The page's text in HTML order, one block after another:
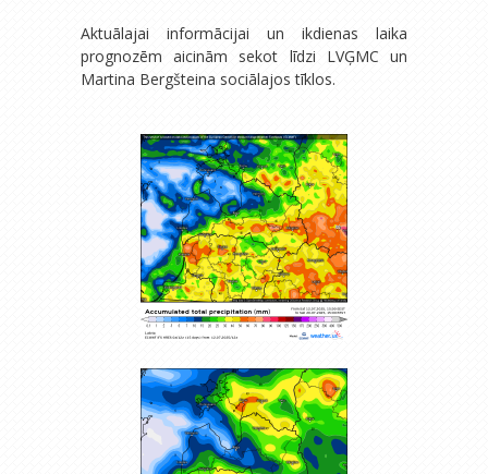
Aktuālajai informācijai un ikdienas laika
prognozēm aicinām sekot līdzi LVĢMC un
Martina Bergšteina sociālajos tīklos.